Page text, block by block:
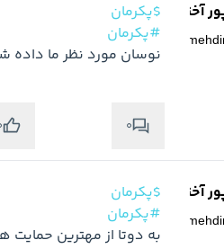
آخته خانه$پکرمان
#پکرمان
نوسان مورد نظر ما داده شد . حالا
0
آخته خانه$پکرمان
#پکرمان